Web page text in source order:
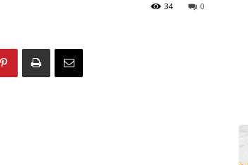
0
34